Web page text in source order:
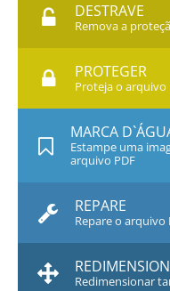
DESTRAVE
Remova a
PROTEGER
Proteja o arquivo
MARCA
Estampe uma
arquivo PDF
REPARE
Repare o arquivo
Redimensionar